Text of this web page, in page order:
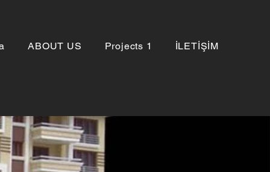
ABOUT US Projects 1 İLETİŞİM